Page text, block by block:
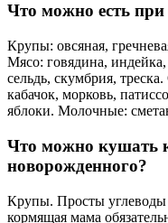
Что можно есть
Крупы: овсяная,
Мясо: говядина,
сельдь, скумбрия,
кабачок, морковь,
яблоки. Молочные:
Что можно кушать
новорожденного?
Крупы. Просты
кормящая мама